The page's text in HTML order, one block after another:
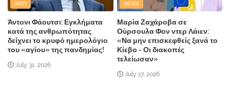
ANTI
Άντονι Φάουτσι: Εγκλήματα
κατά της ανθρωπότητας
δείχνει το κρυφό ημερολόγιο
του «αγίου» της πανδημίας!
July 31, 2026
NEWS
Μαρία Ζαχάροβα σε
Ούρσουλα Φον ντερ Λάιεν:
«Να μην επισκεφθείς ξανά το
Κίεβο - Οι διακοπές
τελείωσαν»
July 17, 2026